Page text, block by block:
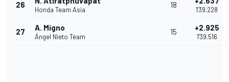
26
Honda Team Asia
18
1'39.228
27 A. Migno
Ángel Nieto Team
15 +2.925
1'39.516